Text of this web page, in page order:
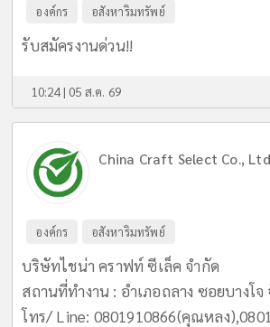
องค์กร อสังหาริมทรัพย์
รับสมัครงานด่วน!!
10:24 | 05 ส.ค. 69
China Craft Select Co.,
องค์กร อสังหาริมทรัพย์
บริษัทไชน่า คราฟท์ ซีเล็ค จำกัด
สถานที่ทำงาน : อำเภอถลาง ซอยบางโจ
โทร/ Line: 0801910866(คุณหลง